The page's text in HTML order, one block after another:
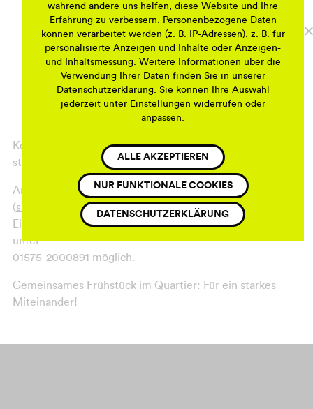
10:00 Uhr: Gemeinsames Frühstück
Leckeres Frühstück in gemütlicher Runde.
11:30 Uhr: Austausch & Gespräche
Nach dem Frühstück gibt es die Möglichkeit, sich bei
lockeren Gesprächen besser kennenzulernen.
13:00 Uhr
: Aufräumen
: Ende der Veranstaltung
Kommen Sie vorbei und helfen Sie mit das Quartier noch
stärker und lebendiger zu machen!
Ansprechpartnerin für die Veranstaltung ist Silke Steffen
(silkeberlin2000@yahoo.de).
Eine Teilnahme ist nur mit telefonischer Anmeldung
unter
01575-2000891 möglich.
Gemeinsames Frühstück im Quartier: Für ein starkes
Miteinander!
während andere uns helfen, diese Website und Ihre
Erfahrung zu verbessern. Personenbezogene Daten
können verarbeitet werden (z. B. IP-Adressen), z. B. für
personalisierte Anzeigen und Inhalte oder Anzeigen-
und Inhaltsmessung. Weitere Informationen über die
Verwendung Ihrer Daten finden Sie in unserer
Datenschutzerklärung. Sie können Ihre Auswahl
jederzeit unter Einstellungen widerrufen oder
anpassen.
ALLE AKZEPTIEREN
NUR FUNKTIONALE COOKIES
DATENSCHUTZERKLÄRUNG